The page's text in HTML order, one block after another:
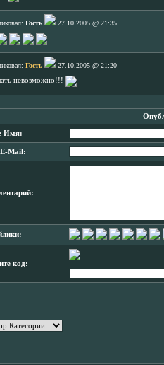
Гость 27.10.2005 @ 21:35
Гость
27.10.2005 @ 21:20
невозможно!!!
Имя:
Mail:
код: